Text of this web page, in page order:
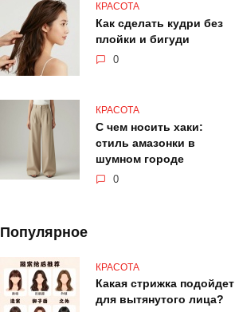
КРАСОТА
Как сделать кудри без
плойки и бигуди
0
КРАСОТА
С чем носить хаки:
стиль амазонки в
шумном городе
0
Популярное
КРАСОТА
Какая стрижка подойдет
для вытянутого лица?